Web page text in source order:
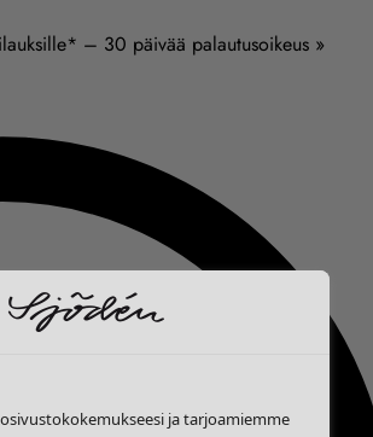
– 30 päivää palautusoikeus »
ja tarjoamiemme